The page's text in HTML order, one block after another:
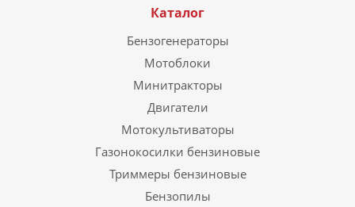
Каталог
Бензогенераторы
Мотоблоки
Минитракторы
Двигатели
Мотокультиваторы
Газонокосилки бензиновые
Триммеры бензиновые
Бензопилы